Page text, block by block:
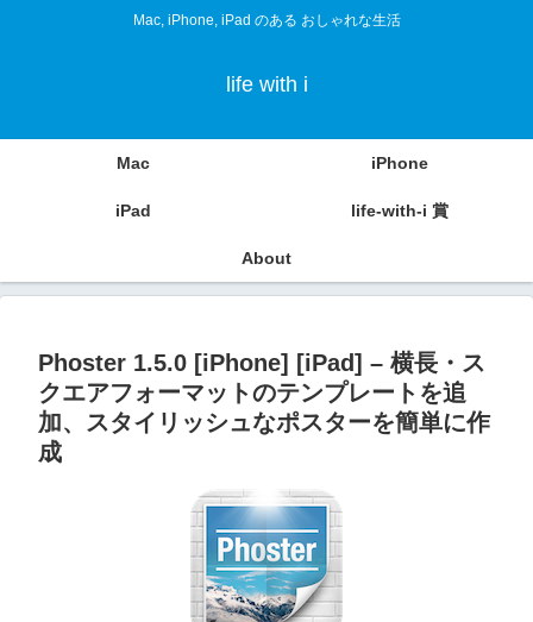
Mac, iPhone, iPad のある おしゃれな生活
life with i
Mac iPhone
iPad life-with-i 賞
About
Phoster 1.5.0 [iPhone] [iPad] – 横長・ス
クエアフォーマットのテンプレートを追
加、スタイリッシュなポスターを簡単に作
成